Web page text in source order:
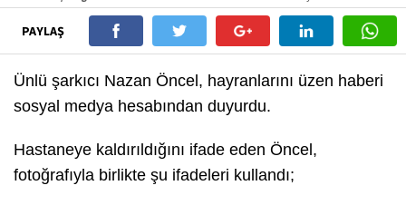
PAYLAŞ
Ünlü şarkıcı Nazan Öncel, hayranlarını üzen haberi
sosyal medya hesabından duyurdu.
Hastaneye kaldırıldığını ifade eden Öncel,
fotoğrafıyla birlikte şu ifadeleri kullandı;